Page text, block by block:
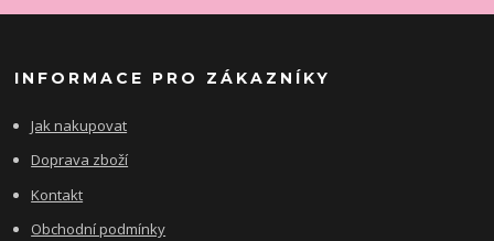
INFORMACE PRO ZÁKAZNÍKY
Jak nakupovat
Doprava zboží
Kontakt
Obchodní podmínky